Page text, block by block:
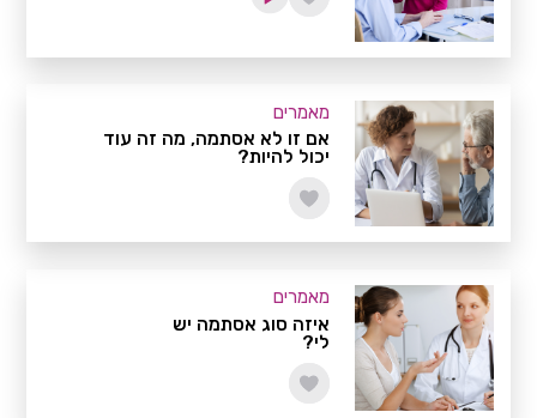
מאמרים
אם זו לא אסתמה, מה זה עוד
יכול להיות?
מאמרים
איזה סוג אסתמה יש
לי?